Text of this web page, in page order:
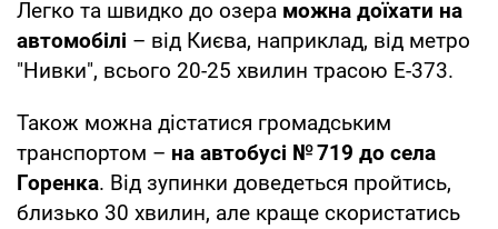
Легко та швидко до озера можна доїхати на
автомобілі – від Києва, наприклад, від метро
"Нивки", всього 20-25 хвилин трасою Е-373.
Також можна дістатися громадським
транспортом – на автобусі № 719 до села
Горенка. Від зупинки доведеться пройтись,
близько 30 хвилин, але краще скористатись